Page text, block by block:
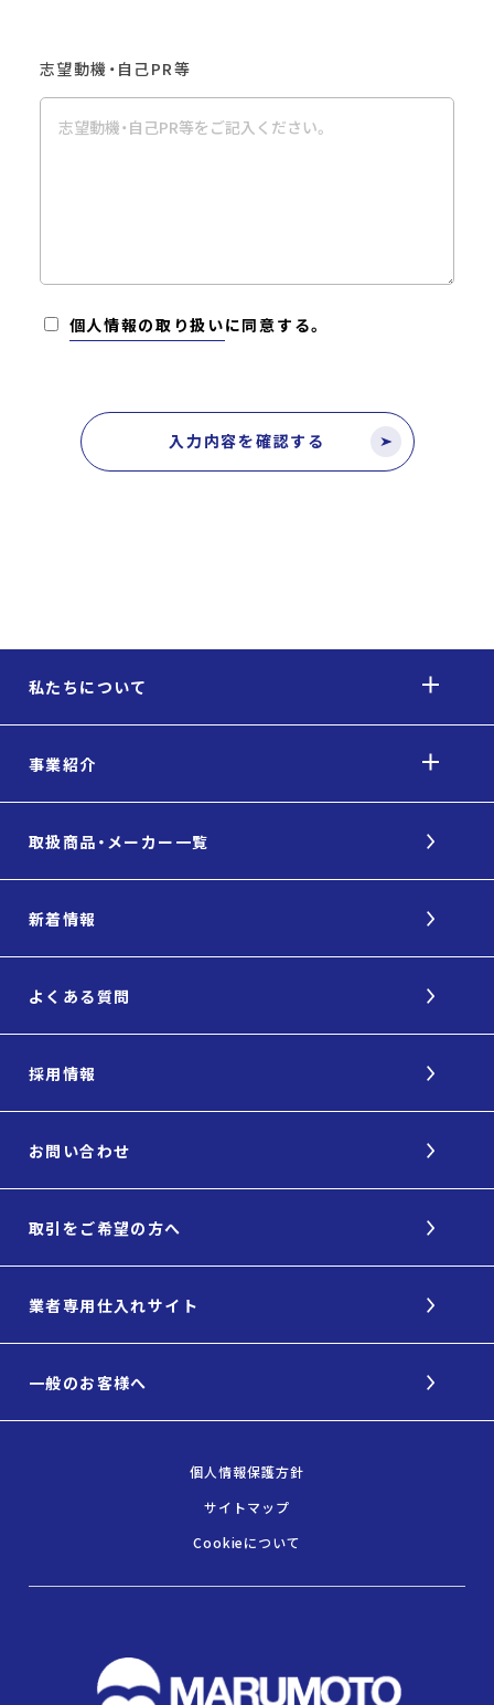
志望動機・自己PR等
個人情報の取り扱いに同意する。
私たちについて
事業紹介
取扱商品・メーカー一覧
新着情報
よくある質問
採用情報
お問い合わせ
取引をご希望の方へ
業者専用仕入れサイト
一般のお客様へ
個人情報保護方針
サイトマップ
Cookieについて